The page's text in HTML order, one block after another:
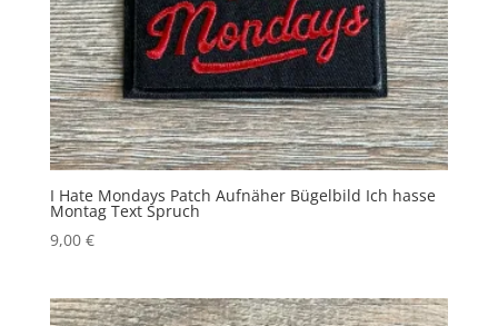
I Hate Mondays Patch Aufnäher Bügelbild Ich hasse
Montag Text Spruch
9,00 €